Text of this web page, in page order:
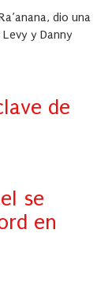
dio una
y Danny
de
se
en